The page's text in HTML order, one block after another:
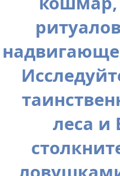
леса